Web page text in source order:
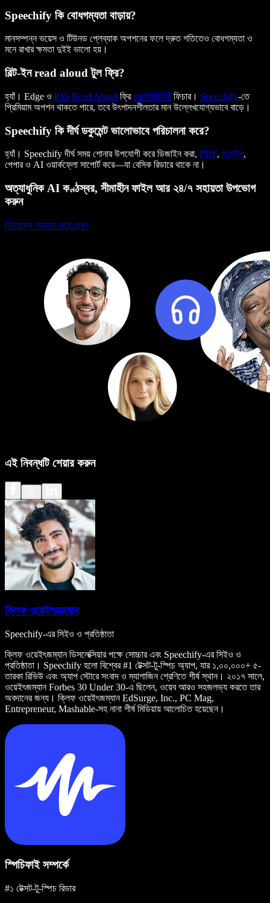
Speechify কি বোধগম্যতা বাড়ায়?
মানসম্পন্ন ভয়েস ও টিউনড প্লেব্যাক অপশনের ফলে দ্রুত গতিতেও বোধগম্যতা ও
মনে রাখার ক্ষমতা দুইই ভালো হয়।
বিল্ট-ইন read aloud টুল ফ্রি?
হ্যাঁ। Edge ও iOS Read Aloud ফ্রিএক্সেসিবিলিটিফিচার। Speechify-তে
প্রিমিয়াম অপশন থাকতে পারে, তবে উৎপাদনশীলতার মান উল্লেখযোগ্যভাবে বাড়ে।
Speechify কি দীর্ঘ ডকুমেন্ট ভালোভাবে পরিচালনা করে?
হ্যাঁ। Speechify দীর্ঘ সময় শোনার উপযোগী করে ডিজাইন করা, PDF,ইমেইল,
পেপার ও AI ওয়ার্কফ্লো সাপোর্ট করে—যা বেসিক রিডারে থাকে না।
অত্যাধুনিক AI কণ্ঠস্বর, সীমাহীন ফাইল আর ২৪/৭ সহায়তা উপভোগ
করুন
বিনামূল্যে ব্যবহার করে দেখুন
এই নিবন্ধটি শেয়ার করুন
ক্লিফ ওয়েইৎজম্যান
Speechify-এর সিইও ও প্রতিষ্ঠাতা
ক্লিফ ওয়েইৎজম্যান ডিসলেক্সিয়ার পক্ষে সোচ্চার এবং Speechify-এর সিইও ও
প্রতিষ্ঠাতা। Speechify হলো বিশ্বের #1 টেক্সট-টু-স্পিচ অ্যাপ, যার ১,০০,০০০+ ৫-
তারকা রিভিউ এবং অ্যাপ স্টোরে সংবাদ ও ম্যাগাজিন শ্রেণিতে শীর্ষ স্থান। ২০১৭ সালে,
ওয়েইৎজম্যান Forbes 30 Under 30-এ ছিলেন, ওয়েব আরও সহজলভ্য করতে তার
অবদানের জন্য। ক্লিফ ওয়েইৎজম্যান EdSurge, Inc., PC Mag,
Entrepreneur, Mashable-সহ নানা শীর্ষ মিডিয়ায় আলোচিত হয়েছেন।
স্পিচিফাই সম্পর্কে
#১ টেক্সট-টু-স্পিচ রিডার